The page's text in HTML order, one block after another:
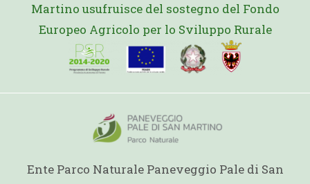
Martino usufruisce del sostegno del Fondo
Europeo Agricolo per lo Sviluppo Rurale
Ente Parco Naturale Paneveggio Pale di San